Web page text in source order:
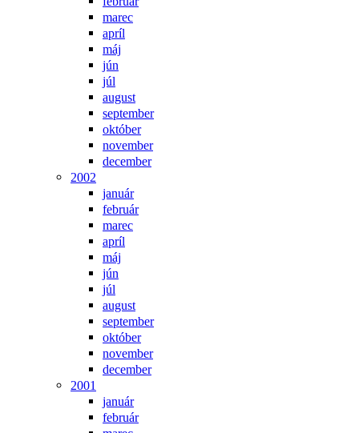
marec
apríl
máj
jún
júl
august
september
október
november
december
2002
január
február
marec
apríl
máj
jún
júl
august
september
október
november
december
2001
január
február